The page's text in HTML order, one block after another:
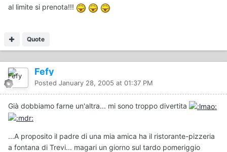
al limite si prenota!!!
Quote
Fefy
Posted January 28, 2005 at 01:37 PM
Già dobbiamo farne un'altra... mi sono troppo divertita
...A proposito il padre di una mia amica ha il ristorante-pizzeria
a fontana di Trevi... magari un giorno sul tardo pomeriggio